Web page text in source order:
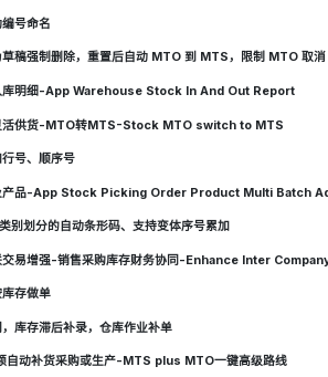
号命名
稿强制删除，重置后自动 MTO 到 MTS，限制 MTO 取消
库明细-App Warehouse Stock In And Out Report
活供货-MTO转MTS-Stock MTO switch to MTS
号、顺序号
产品-App Stock Picking Order Product Multi Batch
别划分的自动条形码、支持变体序号累加
交易增强-销售采购库存财务协同-Enhance Inter
存做单
库存滞后补录，仓库作业补单
自动补货采购或生产-MTS plus MTO一键高级路线